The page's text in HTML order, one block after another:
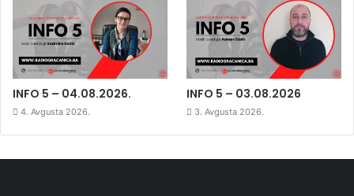
INFO 5 – 04.08.2026.
4. Avgusta 2026.
INFO 5 – 03.08.2026
3. Avgusta 2026.